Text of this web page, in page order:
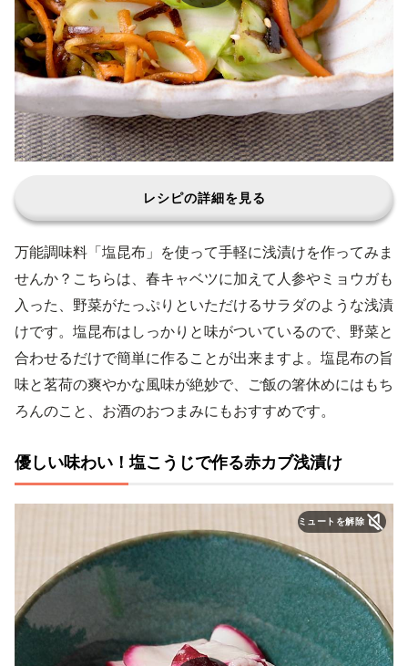
レシピの詳細を見る
万能調味料「塩昆布」を使って手軽に浅漬けを作ってみま
せんか？こちらは、春キャベツに加えて人参やミョウガも
入った、野菜がたっぷりといただけるサラダのような浅漬
けです。塩昆布はしっかりと味がついているので、野菜と
合わせるだけで簡単に作ることが出来ますよ。塩昆布の旨
味と茗荷の爽やかな風味が絶妙で、ご飯の箸休めにはもち
ろんのこと、お酒のおつまみにもおすすめです。
優しい味わい！塩こうじで作る赤カブ浅漬け
ミュートを解除